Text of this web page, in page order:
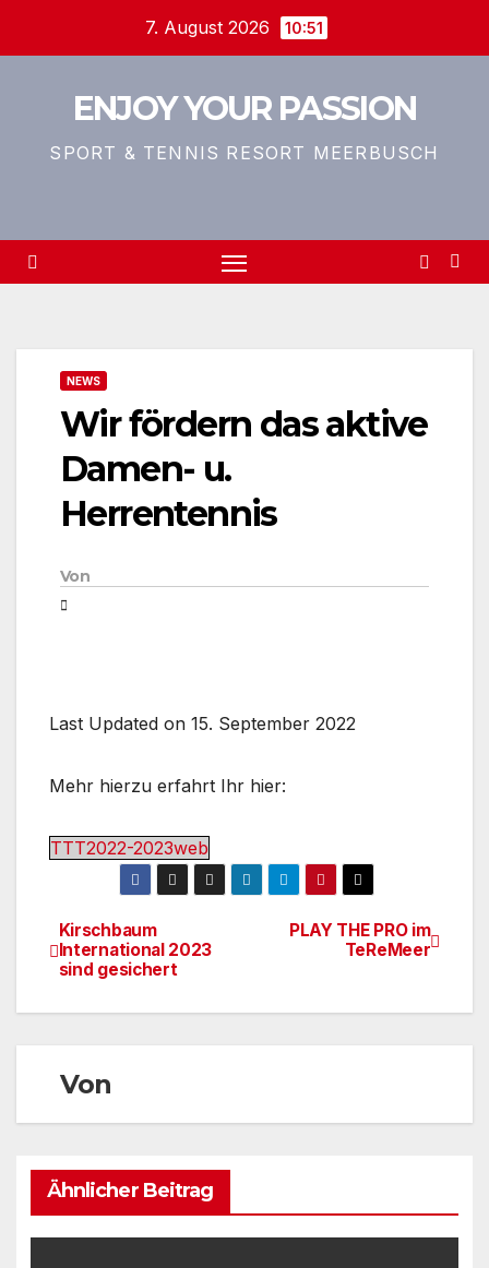
7. August 2026 10:51
ENJOY YOUR PASSION
SPORT & TENNIS RESORT MEERBUSCH
NEWS
Wir fördern das aktive
Damen- u.
Herrentennis
Von
Last Updated on 15. September 2022
Mehr hierzu erfahrt Ihr hier:
TTT2022-2023web
BeitragsnavigationPLAY THE PRO im
TeReMeer
Kirschbaum
International 2023
sind gesichert
Von
Ähnlicher Beitrag